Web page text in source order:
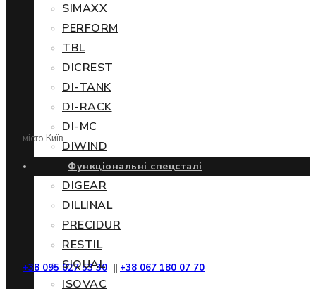
місто Київ
+38 095 027 53 30 || +38 067 180 07 70
SIMAXX
PERFORM
TBL
DICREST
DI-TANK
DI-RACK
DI-MC
DIWIND
Функціональні спецсталі
DIGEAR
DILLINAL
PRECIDUR
RESTIL
SIQUAL
ISOVAC